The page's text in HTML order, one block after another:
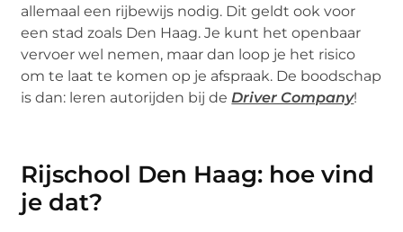
allemaal een rijbewijs nodig. Dit geldt ook voor
een stad zoals Den Haag. Je kunt het openbaar
vervoer wel nemen, maar dan loop je het risico
om te laat te komen op je afspraak. De boodschap
is dan: leren autorijden bij deDriver Company!
Rijschool Den Haag: hoe vind
je dat?